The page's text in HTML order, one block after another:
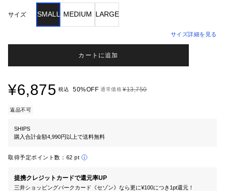
サイズ SMALL MEDIUM LARGE
サイズ詳細を見る
カートに追加
¥6,875 税込 50%OFF 通常価格¥13,750
返品不可
SHIPS
購入合計金額4,990円以上で送料無料
取得予定ポイント数： 62 pt
提携クレジットカードで還元率UP
三井ショッピングパークカード《セゾン》なら更に¥100につき1pt還元！